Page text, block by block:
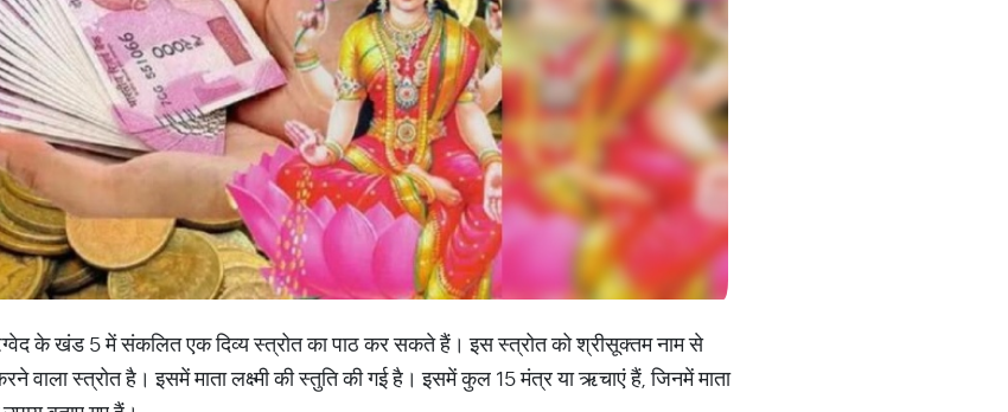
के खंड 5 में संकलित एक दिव्य स्त्रोत का पाठ कर सकते हैं। इस स्त्रोत को श्रीसूक्तम नाम से
वाला स्त्रोत है। इसमें माता लक्ष्मी की स्तुति की गई है। इसमें कुल 15 मंत्र या ऋचाएं हैं, जिनमें माता